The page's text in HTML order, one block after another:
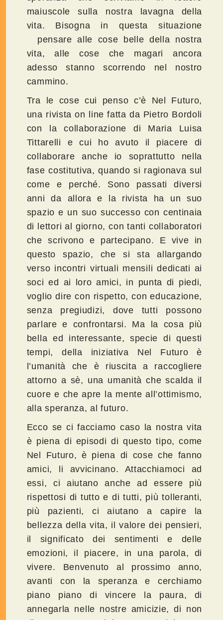
maiuscole sulla nostra lavagna della
vita. Bisogna in questa situazione
pensare alle cose belle della nostra
vita, alle cose che magari ancora
adesso stanno scorrendo nel nostro
cammino.
Tra le cose cui penso c’è Nel Futuro,
una rivista on line fatta da Pietro Bordoli
con la collaborazione di Maria Luisa
Tittarelli e cui ho avuto il piacere di
collaborare anche io soprattutto nella
fase costitutiva, quando si ragionava sul
come e perché. Sono passati diversi
anni da allora e la rivista ha un suo
spazio e un suo successo con centinaia
di lettori al giorno, con tanti collaboratori
che scrivono e partecipano. E vive in
questo spazio, che si sta allargando
verso incontri virtuali mensili dedicati ai
soci ed ai loro amici, in punta di piedi,
voglio dire con rispetto, con educazione,
senza pregiudizi, dove tutti possono
parlare e confrontarsi. Ma la cosa più
bella ed interessante, specie di questi
tempi, della iniziativa Nel Futuro è
l’umanità che è riuscita a raccogliere
attorno a sè, una umanità che scalda il
cuore e che apre la mente all’ottimismo,
alla speranza, al futuro.
Ecco se ci facciamo caso la nostra vita
è piena di episodi di questo tipo, come
Nel Futuro, è piena di cose che fanno
amici, li avvicinano. Attacchiamoci ad
essi, ci aiutano anche ad essere più
rispettosi di tutto e di tutti, più tolleranti,
più pazienti, ci aiutano a capire la
bellezza della vita, il valore dei pensieri,
il significato dei sentimenti e delle
emozioni, il piacere, in una parola, di
vivere. Benvenuto al prossimo anno,
avanti con la speranza e cerchiamo
piano piano di vincere la paura, di
annegarla nelle nostre amicizie, di non